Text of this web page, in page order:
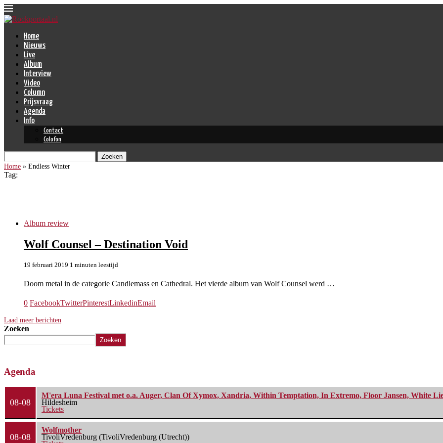
Home
Nieuws
Live
Album
Interview
Video
Column
Prijsvraag
Agenda
Info
Contact
Colofon
Zoeken
Home » Endless Winter
Tag:
Album review
Wolf Counsel – Destination Void
19 februari 2019 1 minuten leestijd
Doom metal in de categorie Candlemass en Cathedral. Het vierde album van Wolf Counsel werd …
0 FacebookTwitterPinterestLinkedinEmail
Laad meer berichten
Zoeken
Zoeken
Agenda
08-08
M'era Luna Festival met o.a. Auger, Clan Of Xymox, Xandria, Within Temptation, In Extremo, Floor Jansen, White
Hildesheim
Tickets
08-08
Wolfmother
TivoliVredenburg (TivoliVredenburg (Utrecht))